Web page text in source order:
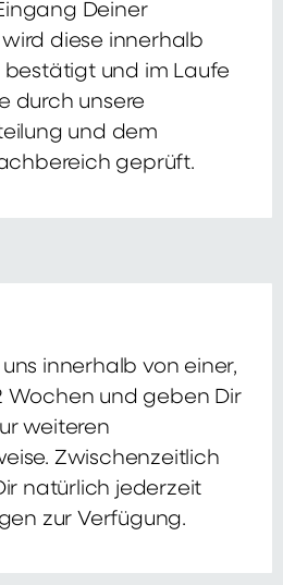
Deiner
diese innerhalb
bestätigt und im Laufe
durch unsere
und dem
geprüft.
innerhalb von einer,
Wochen und geben Dir
weiteren
Zwischenzeitlich
natürlich jederzeit
zur Verfügung.